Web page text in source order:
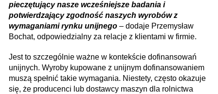
pieczętujący nasze wcześniejsze badania i
potwierdzający zgodność naszych wyrobów z
wymaganiami rynku unijnego – dodaje Przemysław
Bochat, odpowiedzialny za relacje z klientami w firmie.
Jest to szczególnie ważne w kontekście dofinansowań
unijnych. Wyroby kupowane z unijnym dofinansowaniem
muszą spełnić takie wymagania. Niestety, często okazuje
się, że producenci lub dostawcy maszyn dla rolnictwa